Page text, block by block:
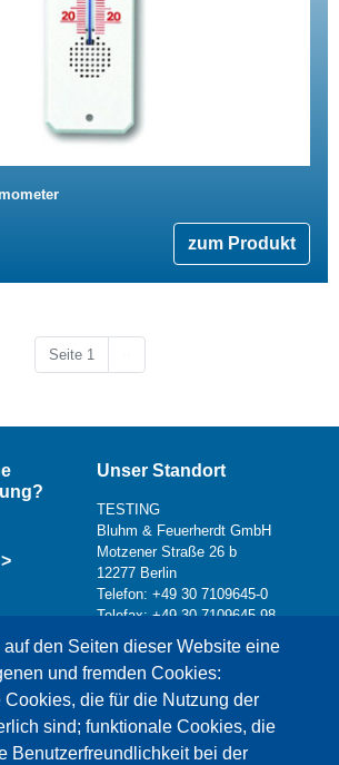
zum Produkt
Seite 1
den Seiten dieser Website eine
und fremden Cookies:
Cookies, die für die Nutzung der
sind; funktionale Cookies, die
Benutzerfreundlichkeit bei der
Unser Standort
TESTING
Bluhm & Feuerherdt GmbH
Motzener Straße 26 b
12277 Berlin
Telefon: +49 30 7109645-0
Telefax: +49 30 7109645-98
info@testing.de